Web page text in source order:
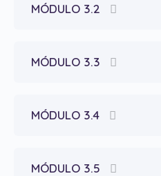
MÓDULO 3.2
MÓDULO 3.3
MÓDULO 3.4
MÓDULO 3.5